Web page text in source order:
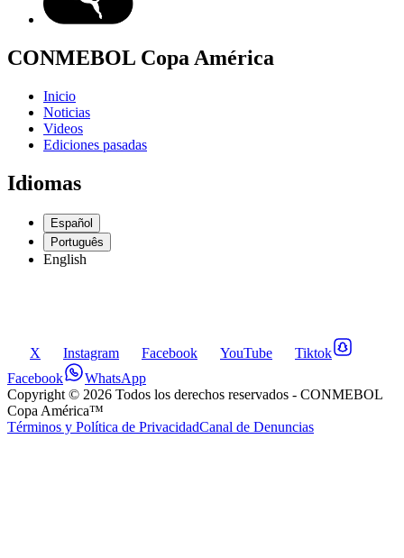
CONMEBOL Copa América
Inicio
Noticias
Videos
Ediciones pasadas
Idiomas
Español
Português
English
X Instagram Facebook YouTube
Tiktok
Facebook
WhatsApp
Copyright © 2026 Todos los derechos reservados - CONMEBOL
Copa América™
Términos y Política de PrivacidadCanal de Denuncias